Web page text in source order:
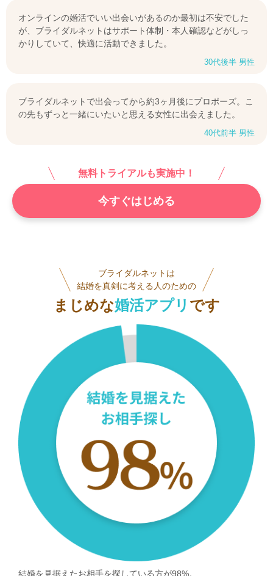
オンラインの婚活でいい出会いがあるのか最初は不安でした
が、ブライダルネットはサポート体制・本人確認などがしっ
かりしていて、快適に活動できました。
30代後半 男性
ブライダルネットで出会ってから約3ヶ月後にプロポーズ。こ
の先もずっと一緒にいたいと思える女性に出会えました。
40代前半 男性
無料トライアルも実施中！
今すぐはじめる
ブライダルネットは
結婚を真剣に考える人のための
まじめな婚活アプリ です
結婚を見据えたお相手を探している方が98%。